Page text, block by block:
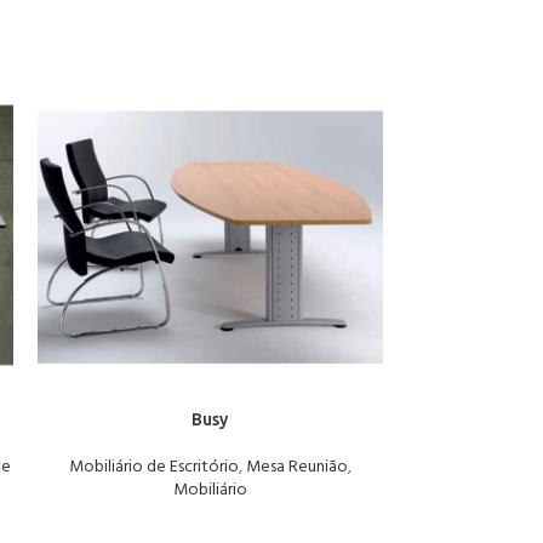
Busy
Mobiliário de Escritório,Mesa Reunião,
Mobiliário